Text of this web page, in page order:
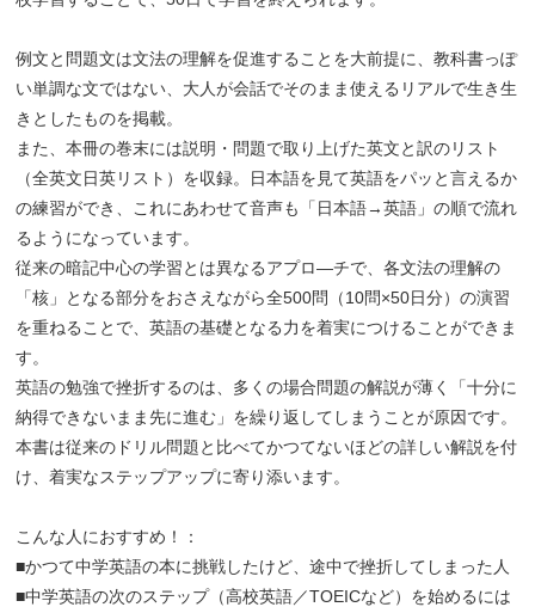
例文と問題文は文法の理解を促進することを大前提に、教科書っぽ
い単調な文ではない、大人が会話でそのまま使えるリアルで生き生
きとしたものを掲載。
また、本冊の巻末には説明・問題で取り上げた英文と訳のリスト
（全英文日英リスト）を収録。日本語を見て英語をパッと言えるか
の練習ができ、これにあわせて音声も「日本語→英語」の順で流れ
るようになっています。
従来の暗記中心の学習とは異なるアプロ―チで、各文法の理解の
「核」となる部分をおさえながら全500問（10問×50日分）の演習
を重ねることで、英語の基礎となる力を着実につけることができま
す。
英語の勉強で挫折するのは、多くの場合問題の解説が薄く「十分に
納得できないまま先に進む」を繰り返してしまうことが原因です。
本書は従来のドリル問題と比べてかつてないほどの詳しい解説を付
け、着実なステップアップに寄り添います。
こんな人におすすめ！：
■かつて中学英語の本に挑戦したけど、途中で挫折してしまった人
■中学英語の次のステップ（高校英語／TOEICなど）を始めるには